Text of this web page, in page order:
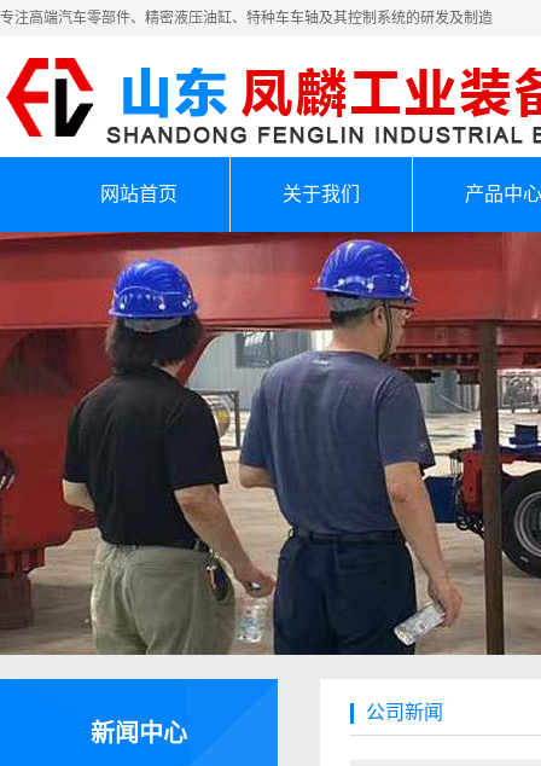
专注高端汽车零部件、精密液压油缸、特种车车轴及其控制系统的研发及制造
网站首页 关于我们 产品中心
新闻中心
公司新闻